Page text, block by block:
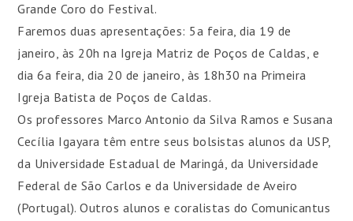
Grande Coro do Festival.
Faremos duas apresentações: 5a feira, dia 19 de
janeiro, às 20h na Igreja Matriz de Poços de Caldas, e
dia 6a feira, dia 20 de janeiro, às 18h30 na Primeira
Igreja Batista de Poços de Caldas.
Os professores Marco Antonio da Silva Ramos e Susana
Cecília Igayara têm entre seus bolsistas alunos da USP,
da Universidade Estadual de Maringá, da Universidade
Federal de São Carlos e da Universidade de Aveiro
(Portugal). Outros alunos e coralistas do Comunicantus